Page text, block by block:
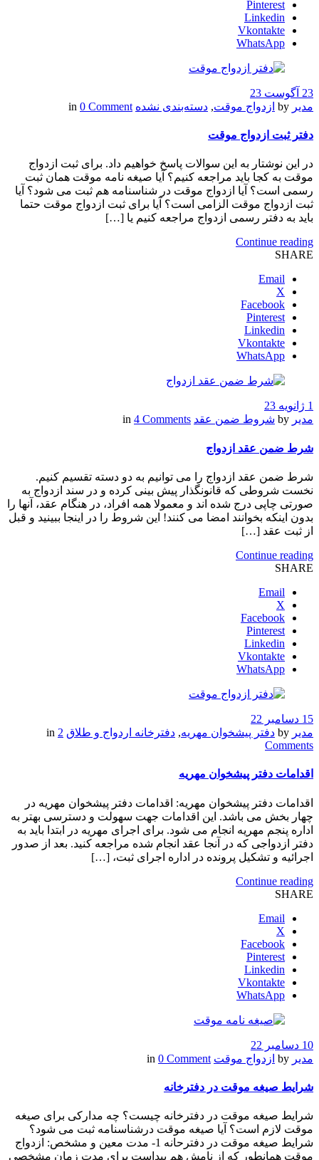
Pinterest
Linkedin
Vkontakte
WhatsApp
23 آگوست 23
مدیر
ازدواج موقت, دسته‌بندی نشده 0 Comment
دفتر ثبت ازدواج موقت
در این نوشتار به این سوالات پاسخ خواهیم داد. برای ثبت ازدواج
موقت به کجا باید مراجعه کنیم؟ آیا صیغه نامه موقت همان ثبت
رسمی است؟ آیا ازدواج موقت در شناسنامه هم ثبت می شود؟ آیا
ثبت ازدواج موقت الزامی است؟ آیا برای ثبت ازدواج موقت حتما
باید به دفتر رسمی ازدواج مراجعه کنیم یا […]
Continue reading
SHARE
Email
X
Facebook
Pinterest
Linkedin
Vkontakte
WhatsApp
1 ژانویه 23
مدیر
شروط ضمن عقد 4 Comments
شرط ضمن عقد ازدواج
شرط ضمن عقد ازدواج را می توانیم به دو دسته تقسیم کنیم.
نخست شروطی که قانونگذار پیش بینی کرده و در سند ازدواج به
صورتی چاپی درج شده اند و معمولا همه افراد، در هنگام عقد، آنها را
بدون اینکه بخوانند امضا می کنند! این شروط را در اینجا ببینید و قبل
از ثبت عقد […]
Continue reading
SHARE
Email
X
Facebook
Pinterest
Linkedin
Vkontakte
WhatsApp
15 دسامبر 22
مدیر
دفتر پیشخوان مهریه, دفترخانه اردواج و طلاق 2
Comments
اقدامات دفتر پیشخوان مهریه
اقدامات دفتر پیشخوان مهریه: اقدامات دفتر پیشخوان مهریه در
چهار بخش می باشد. این اقدامات جهت سهولت و دسترسی بهتر به
اداره پنجم مهریه انجام می شود. برای اجرای مهریه در ابتدا باید به
دفتر ازدواجی که در آنجا عقد انجام شده مراجعه کنید. بعد از صدور
اجرائیه و تشکیل پرونده در اداره اجرای ثبت، […]
Continue reading
SHARE
Email
X
Facebook
Pinterest
Linkedin
Vkontakte
WhatsApp
10 دسامبر 22
مدیر
ازدواج موقت 0 Comment
شرایط صیغه موقت در دفترخانه
شرایط صیغه موقت در دفترخانه چیست؟ چه مدارکی برای صیغه
موقت لازم است؟ آیا صیغه موقت درشناسنامه ثبت می شود؟
شرایط صیغه موقت در دفترحانه 1- مدت معین و مشخص: ازدواج
موقت همانطور که از نامش هم پیداست برای مدت زمان مشخصی